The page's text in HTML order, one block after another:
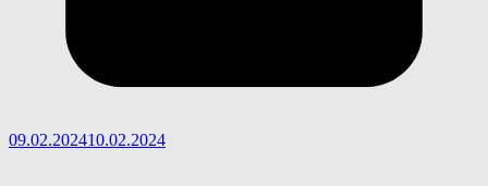
09.02.202410.02.2024